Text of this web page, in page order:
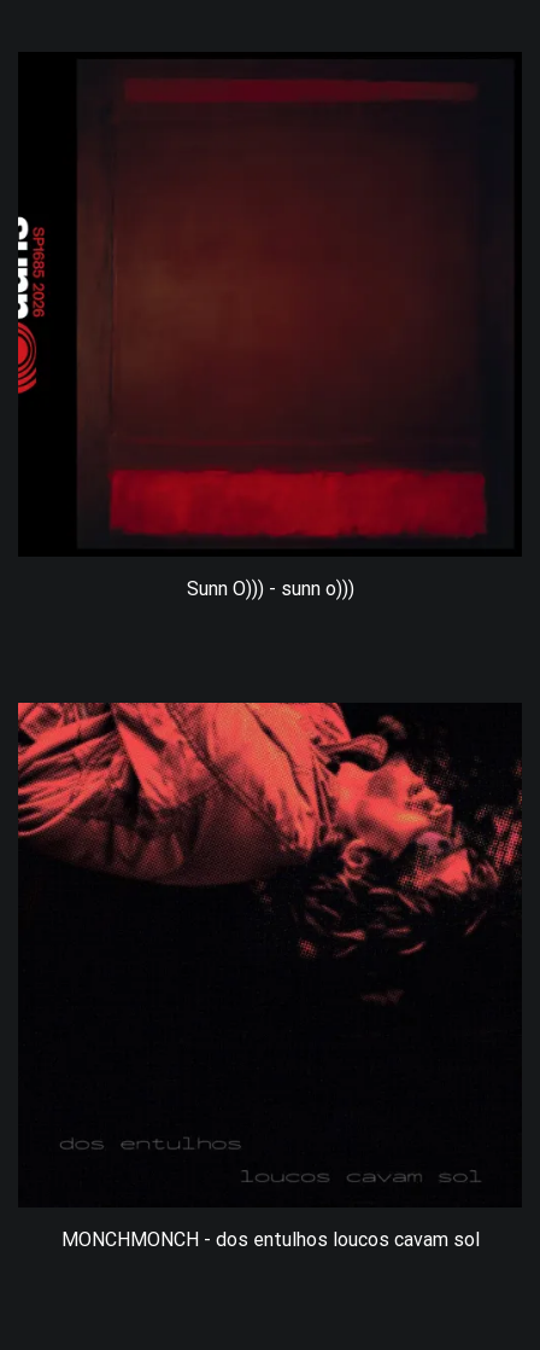
Sunn O))) - sunn o)))
MONCHMONCH - dos entulhos loucos cavam sol